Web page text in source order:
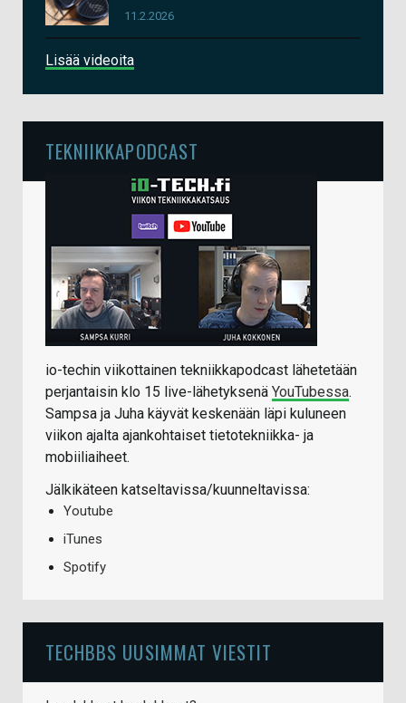
11.2.2026
Lisää videoita
TEKNIIKKAPODCAST
io-techin viikottainen tekniikkapodcast lähetetään
perjantaisin klo 15 live-lähetyksenä YouTubessa.
Sampsa ja Juha käyvät keskenään läpi kuluneen
viikon ajalta ajankohtaiset tietotekniikka- ja
mobiiliaiheet.
Jälkikäteen katseltavissa/kuunneltavissa:
Youtube
iTunes
Spotify
TECHBBS UUSIMMAT VIESTIT